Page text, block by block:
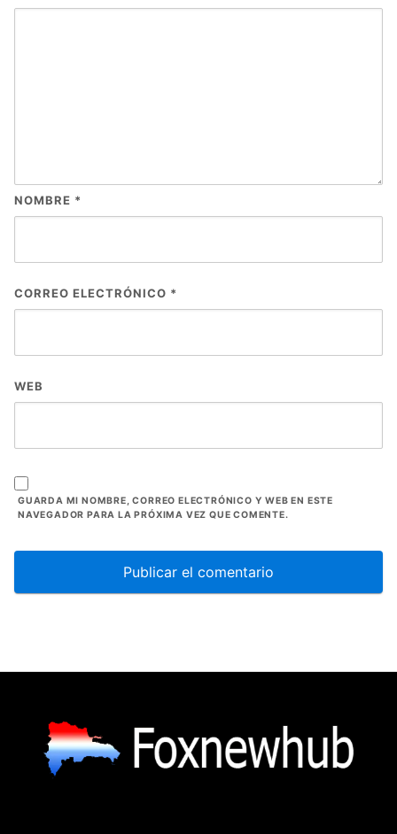
NOMBRE *
CORREO ELECTRÓNICO *
WEB
GUARDA MI NOMBRE, CORREO ELECTRÓNICO Y WEB EN ESTE
NAVEGADOR PARA LA PRÓXIMA VEZ QUE COMENTE.